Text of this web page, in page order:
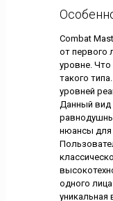
Combat
от первого
уровне.
такого
уровней
Данный вид
нюансы для
одного
уникальная